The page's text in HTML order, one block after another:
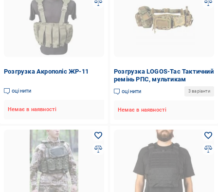
Розгрузка Акрополіс ЖР-11
оцінити
Немає в наявності
Розгрузка LOGOS-Tac Тактичний
ремінь РПС, мультикам
оцінити 3 варіанти
Немає в наявності